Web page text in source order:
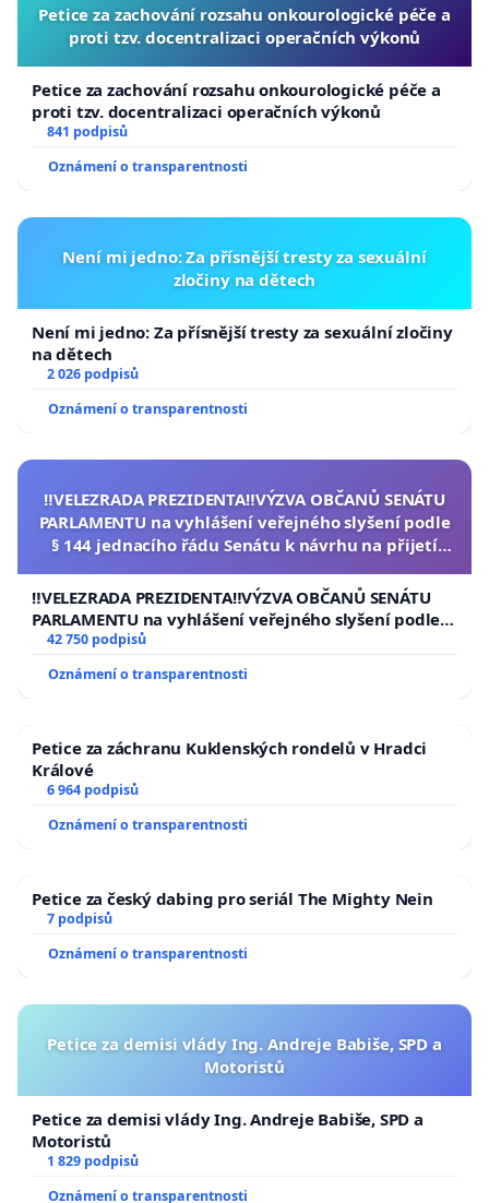
Petice za zachování rozsahu onkourologické péče a
proti tzv. docentralizaci operačních výkonů
Petice za zachování rozsahu onkourologické péče a
proti tzv. docentralizaci operačních výkonů
841 podpisů
Oznámení o transparentnosti
Není mi jedno: Za přísnější tresty za sexuální
zločiny na dětech
Není mi jedno: Za přísnější tresty za sexuální zločiny
na dětech
2 026 podpisů
Oznámení o transparentnosti
‼️VELEZRADA PREZIDENTA‼️VÝZVA OBČANŮ SENÁTU
PARLAMENTU na vyhlášení veřejného slyšení podle
§ 144 jednacího řádu Senátu k návrhu na přijetí
republiky
‼️VELEZRADA PREZIDENTA‼️VÝZVA OBČANŮ SENÁTU
PARLAMENTU na vyhlášení veřejného slyšení podle §
144 jednacího řádu Senátu k návrhu na přijetí
usnesení k podání ústavní žaloby na prezidenta
republiky
42 750 podpisů
Oznámení o transparentnosti
Petice za záchranu Kuklenských rondelů v Hradci
Králové
6 964 podpisů
Oznámení o transparentnosti
Petice za český dabing pro seriál The Mighty Nein
7 podpisů
Oznámení o transparentnosti
Petice za demisi vlády Ing. Andreje Babiše, SPD a
Motoristů
Petice za demisi vlády Ing. Andreje Babiše, SPD a
Motoristů
1 829 podpisů
Oznámení o transparentnosti